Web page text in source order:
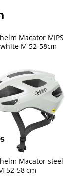
Macator MIPS
M 52-58cm
Macator steel
52-58 cm